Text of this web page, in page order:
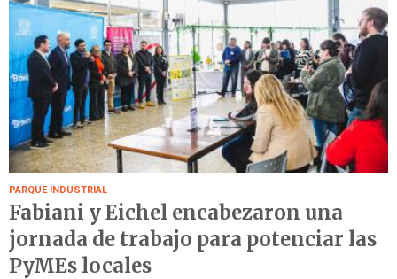
PARQUE INDUSTRIAL
Fabiani y Eichel encabezaron una
jornada de trabajo para potenciar las
PyMEs locales